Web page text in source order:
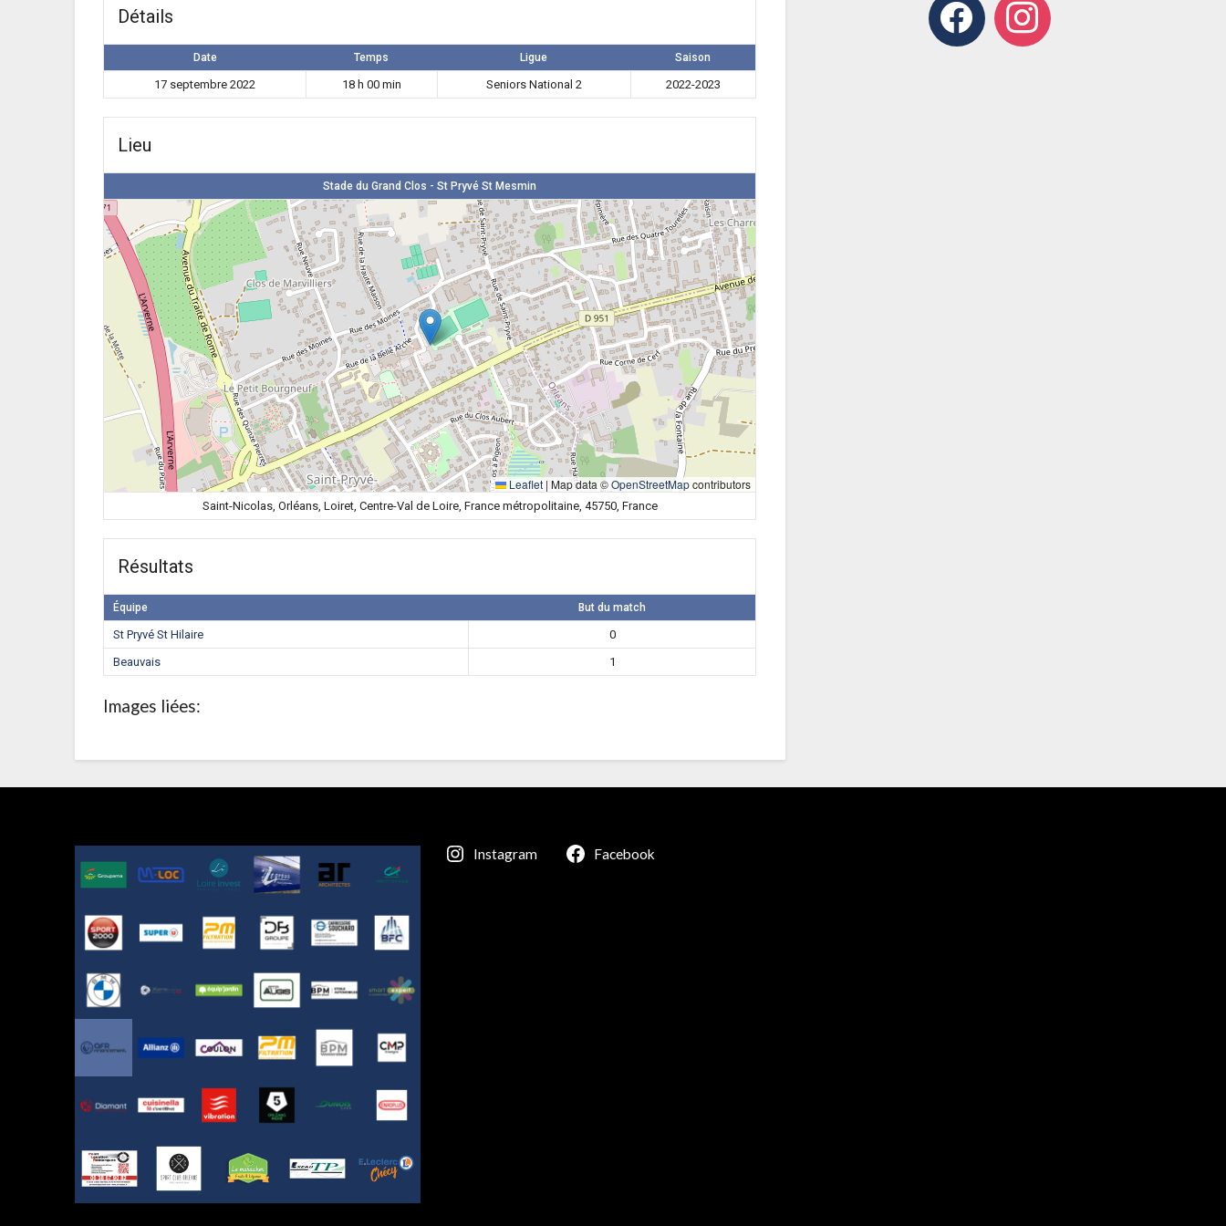
Détails
Date Temps Ligue Saison
17 septembre 2022 18 h 00 min Seniors National 2 2022-2023
Lieu
Stade du Grand Clos - St Pryvé St Mesmin
Leaflet | Map data ©OpenStreetMapcontributors
Saint-Nicolas, Orléans, Loiret, Centre-Val de Loire, France métropolitaine, 45750, France
Résultats
Équipe But du match
St Pryvé St Hilaire
0
Beauvais
1
Images liées:
Instagram Facebook